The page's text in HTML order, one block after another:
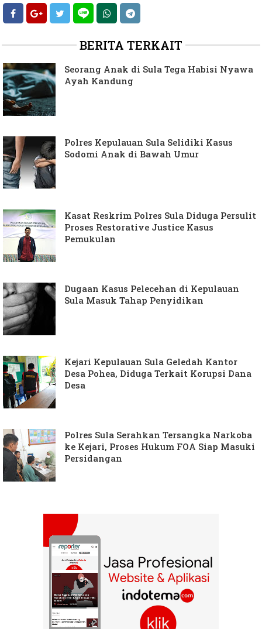
BERITA TERKAIT
Seorang Anak di Sula Tega Habisi Nyawa
Ayah Kandung
Polres Kepulauan Sula Selidiki Kasus
Sodomi Anak di Bawah Umur
Kasat Reskrim Polres Sula Diduga Persulit
Proses Restorative Justice Kasus
Pemukulan
Dugaan Kasus Pelecehan di Kepulauan
Sula Masuk Tahap Penyidikan
Kejari Kepulauan Sula Geledah Kantor
Desa Pohea, Diduga Terkait Korupsi Dana
Desa
Polres Sula Serahkan Tersangka Narkoba
ke Kejari, Proses Hukum FOA Siap Masuki
Persidangan